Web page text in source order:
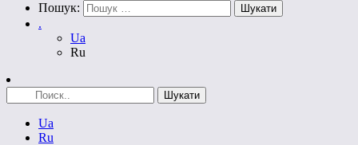
Пошук:
.
Ua
Ru
Ua
Ru